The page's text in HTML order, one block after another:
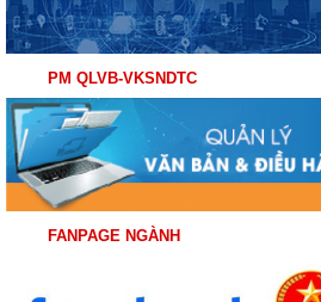
PM QLVB-VKSNDTC
FANPAGE NGÀNH